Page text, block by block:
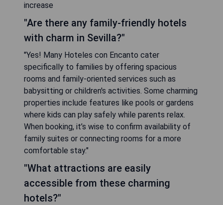
increase
"Are there any family-friendly hotels
with charm in Sevilla?"
"Yes! Many Hoteles con Encanto cater
specifically to families by offering spacious
rooms and family-oriented services such as
babysitting or children's activities. Some charming
properties include features like pools or gardens
where kids can play safely while parents relax.
When booking, it’s wise to confirm availability of
family suites or connecting rooms for a more
comfortable stay."
"What attractions are easily
accessible from these charming
hotels?"